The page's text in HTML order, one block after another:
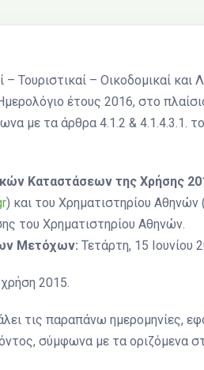
Τουριστικαί – Οικοδομικαί και
έτους 2016, στο
με τα άρθρα 4.1.2 & 4.1.4.3.1.
Καταστάσεων της Χρήσης
) και του Χρηματιστηρίου Αθηνών
του Χρηματιστηρίου Αθηνών.
Μετόχων: Τετάρτη, 15 Ιουνίου
2015.
τις παραπάνω ημερομηνίες,
σύμφωνα με τα οριζόμενα